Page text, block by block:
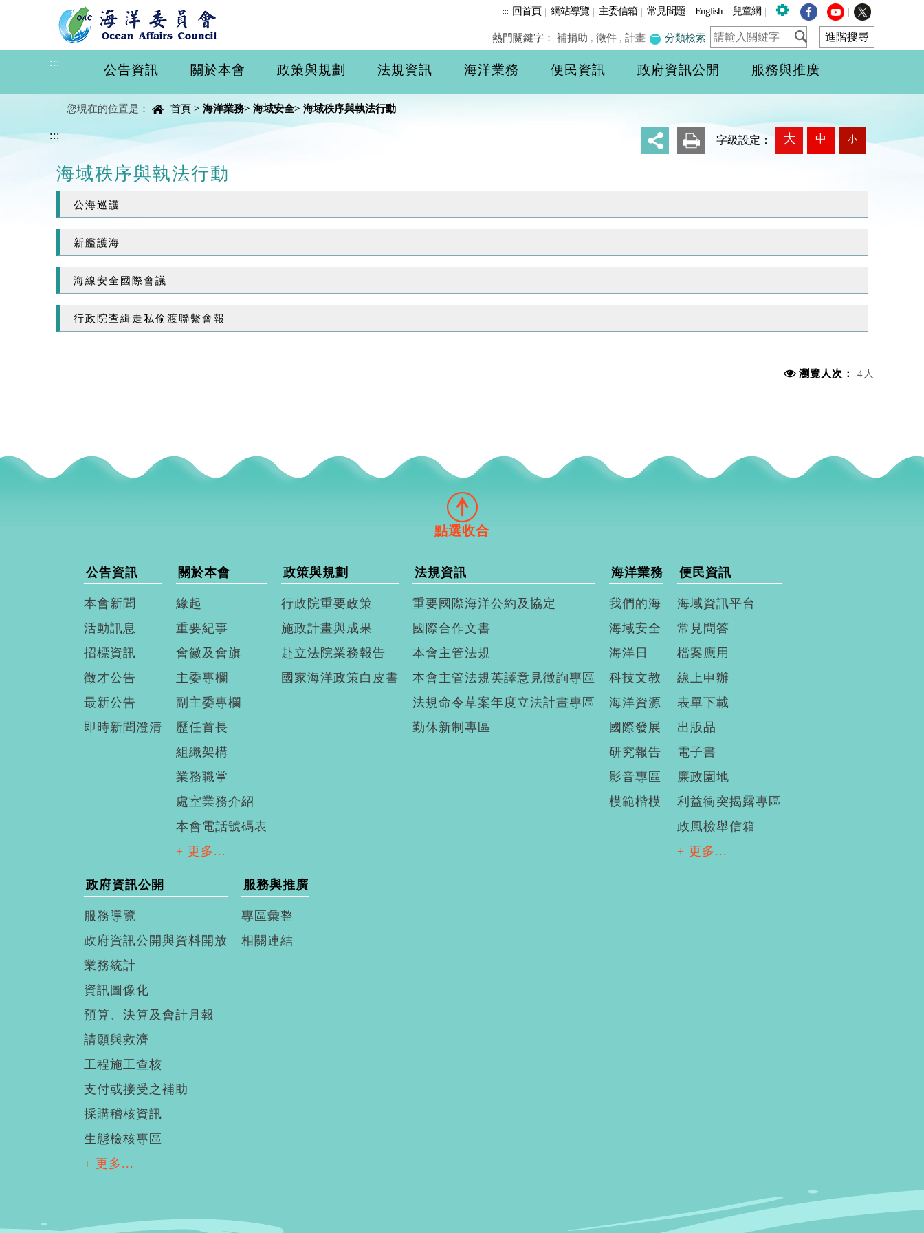
進入內容區塊 ::: 回首頁| 網站導覽 | 主委信箱 | 常見問題 | English | 兒童網 | | | |
熱門關鍵字： 補捐助 , 徵件 , 計畫 分類檢索
:::
公告資訊 關於本會 政策與規劃 法規資訊 海洋業務 便民資訊 政府資訊公開 服務與推廣
您現在的位置是： 首頁 > 海洋業務> 海域安全> 海域秩序與執法行動
字級設定： 大 中 小
:::
海域秩序與執法行動
中央內容區塊
公海巡護
新艦護海
海線安全國際會議
行政院查緝走私偷渡聯繫會報
瀏覽人次： 4人
公告資訊
本會新聞
活動訊息
招標資訊
徵才公告
最新公告
即時新聞澄清
關於本會
緣起
重要紀事
會徽及會旗
主委專欄
副主委專欄
歷任首長
組織架構
業務職掌
處室業務介紹
本會電話號碼表
+ 更多...
政策與規劃
行政院重要政策
施政計畫與成果
赴立法院業務報告
國家海洋政策白皮書
法規資訊
重要國際海洋公約及協定
國際合作文書
本會主管法規
本會主管法規英譯意見徵詢專區
法規命令草案年度立法計畫專區
勤休新制專區
海洋業務
我們的海
海域安全
海洋日
科技文教
海洋資源
國際發展
研究報告
影音專區
模範楷模
便民資訊
海域資訊平台
常見問答
檔案應用
線上申辦
表單下載
出版品
電子書
廉政園地
利益衝突揭露專區
政風檢舉信箱
+ 更多...
政府資訊公開
服務導覽
政府資訊公開與資料開放
業務統計
資訊圖像化
預算、決算及會計月報
請願與救濟
工程施工查核
支付或接受之補助
採購稽核資訊
生態檢核專區
+ 更多...
服務與推廣
專區彙整
相關連結